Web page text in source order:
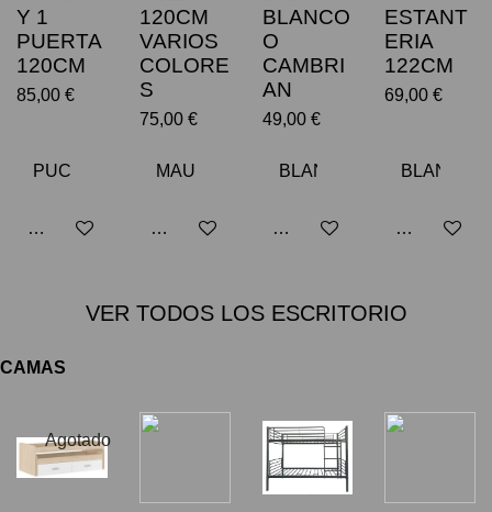
Y 1
PUERTA
120CM
85,00 €
Añadir al carrito
120CM
VARIOS
COLORE
S
75,00 €
Añadir al carrito
BLANCO
O
CAMBRI
AN
49,00 €
Añadir al carrito
ESTANT
ERIA
122CM
69,00 €
Añadir al
VER TODOS LOS ESCRITORIO
CAMAS
Agotado